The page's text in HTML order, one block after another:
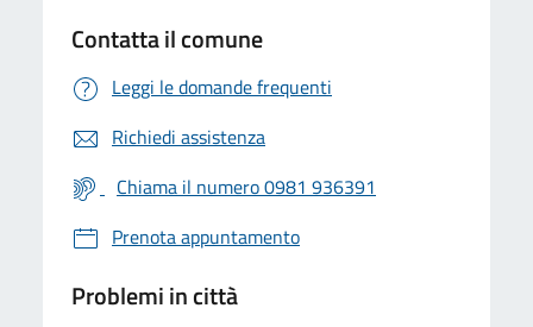
Contatta il comune
Leggi le domande frequenti
Richiedi assistenza
Chiama il numero 0981 936391
Prenota appuntamento
Problemi in città